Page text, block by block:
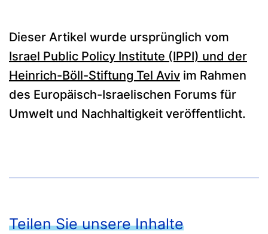
Dieser Artikel wurde ursprünglich vom
Israel Public Policy Institute (IPPI) und der
Heinrich-Böll-Stiftung Tel Aviv im Rahmen
des Europäisch-Israelischen Forums für
Umwelt und Nachhaltigkeit veröffentlicht.
Teilen Sie unsere Inhalte